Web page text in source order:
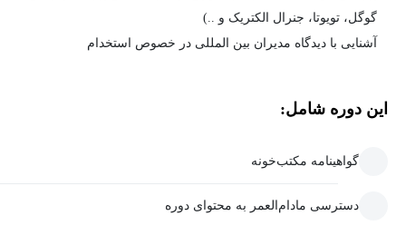
گوگل، تویوتا، جنرال الکتریک و ..)
آشنایی با دیدگاه مدیران بین المللی در خصوص استخدام
این دوره شامل:
گواهینامه مکتب‌خونه
دسترسی مادام‌العمر به محتوای دوره